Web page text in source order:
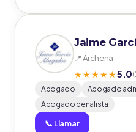
Jaime
📍 Archena
★★★★★5.0
Abogado
Abogado
Abogado penalista
📞 Llamar